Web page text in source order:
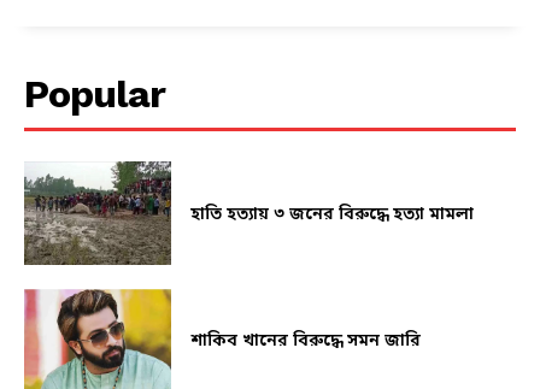
Popular
হাতি হত্যায় ৩ জনের বিরুদ্ধে হত্যা মামলা
শাকিব খানের বিরুদ্ধে সমন জারি